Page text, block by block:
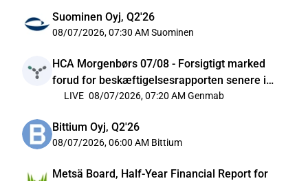
Suominen Oyj, Q2'26
08/07/2026, 07:30 AM Suominen
HCA Morgenbørs 07/08 - Forsigtigt marked
forud for beskæftigelsesrapporten senere i
dagLIVE 08/07/2026, 07:20 AM Genmab
Bittium Oyj, Q2'26
08/07/2026, 06:00 AM Bittium
Metsä Board, Half-Year Financial Report for